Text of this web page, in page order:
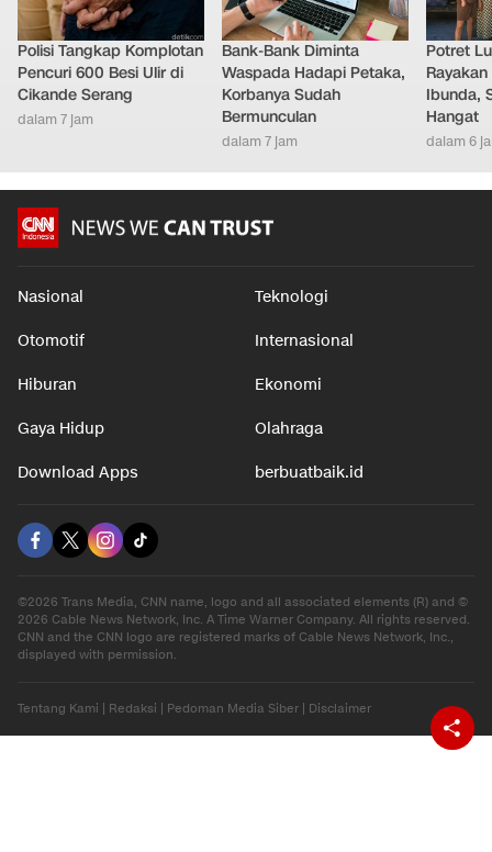
Polisi Tangkap Komplotan
Pencuri 600 Besi Ulir di
Cikande Serang
dalam 7 jam
Bank-Bank Diminta
Waspada Hadapi Petaka,
Korbanya Sudah
Bermunculan
dalam 7 jam
Potret
Ibunda,
Hangat
dalam 6
Nasional Teknologi
Otomotif Internasional
Hiburan Ekonomi
Gaya Hidup Olahraga
Download Apps berbuatbaik.id
©2026 Trans Media, CNN name, logo and all associated elements (R) and ©
2026 Cable News Network, Inc. A Time Warner Company. All rights reserved.
CNN and the CNN logo are registered marks of Cable News Network, Inc.,
displayed with permission.
Tentang Kami | Redaksi | Pedoman Media Siber | Disclaimer